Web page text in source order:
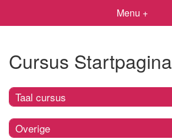
Menu +
Cursus Startpagina
Taal cursus
Overige